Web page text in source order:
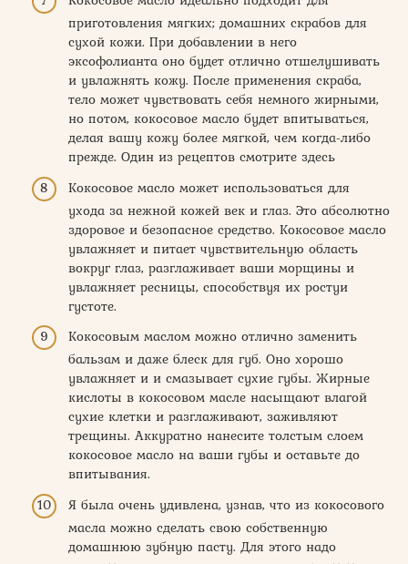
приготовления мягких; домашних скрабов для
сухой кожи. При добавлении в него
эксофолианта оно будет отлично отшелушивать
и увлажнять кожу. После применения скраба,
тело может чувствовать себя немного жирными,
но потом, кокосовое масло будет впитываться,
делая вашу кожу более мягкой, чем когда-либо
прежде. Один из рецептов смотрите здесь
Кокосовое масло может использоваться для
ухода за нежной кожей век и глаз. Это абсолютно
здоровое и безопасное средство. Кокосовое масло
увлажняет и питает чувствительную область
вокруг глаз, разглаживает ваши морщины и
увлажняет ресницы, способствуя их ростуи
густоте.
Кокосовым маслом можно отлично заменить
бальзам и даже блеск для губ. Оно хорошо
увлажняет и и смазывает сухие губы. Жирные
кислоты в кокосовом масле насыщают влагой
сухие клетки и разглаживают, заживляют
трещины. Аккуратно нанесите толстым слоем
кокосовое масло на ваши губы и оставьте до
впитывания.
Я была очень удивлена, узнав, что из кокосового
масла можно сделать свою собственную
домашнюю зубную пасту. Для этого надо